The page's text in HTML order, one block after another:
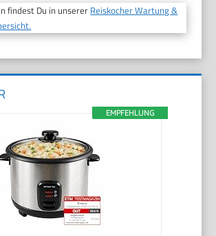
findest Du in unsererReiskocher Wartung &
EMPFEHLUNG